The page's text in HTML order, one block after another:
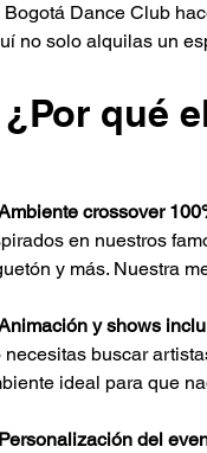
Bogotá Dance Club
no solo alquilas un
¿Por qué
crossover
en nuestros
y más. Nuestra
y shows
necesitas buscar
ideal para que
del